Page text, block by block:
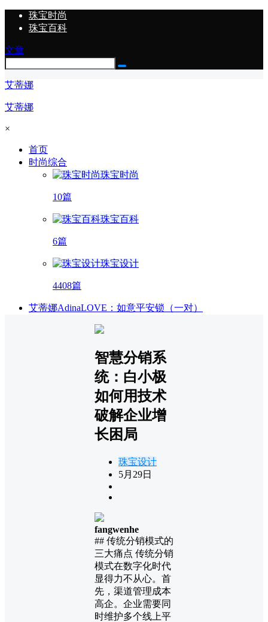
珠宝时尚
珠宝百科
文章
艾蒂娜
艾蒂娜
×
首页
时尚综合
珠宝时尚
10篇
珠宝百科
6篇
珠宝设计
4408篇
艾蒂娜AdinaLOVE：如意平安锁（一对）
智慧分销系
统：白小极
如何用技术
破解企业增
长困局
珠宝设计
5月29日
fangwenhe
## 传统分销模式的
三大痛点 传统分销
模式在数字化时代
显得力不从心。首
先，渠道管理成本
高企。企业需要同
时维护多个线上平